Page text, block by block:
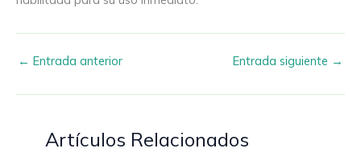
← Entrada anterior Entrada siguiente →
Artículos Relacionados